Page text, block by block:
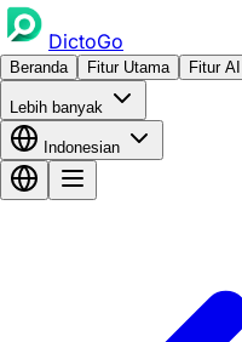
DictoGo
Beranda Fitur Utama Fitur AI
Lebih banyak
Indonesian